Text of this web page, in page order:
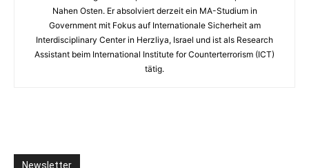
Nahen Osten. Er absolviert derzeit ein MA-Studium in
Government mit Fokus auf Internationale Sicherheit am
Interdisciplinary Center in Herzliya, Israel und ist als Research
Assistant beim International Institute for Counterterrorism (ICT)
tätig.
Newsletter